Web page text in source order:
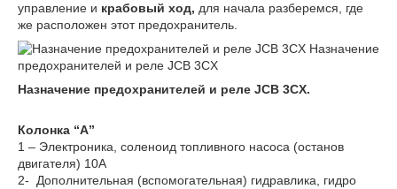
управление и крабовый ход, для начала разберемся, где
же расположен этот предохранитель.
Назначение
предохранителей и реле JCB 3CX
Назначение предохранителей и реле JCB 3CX.
Колонка “A”
1 – Электроника, соленоид топливного насоса (останов
двигателя) 10А
2- Дополнительная (вспомогательная) гидравлика, гидро